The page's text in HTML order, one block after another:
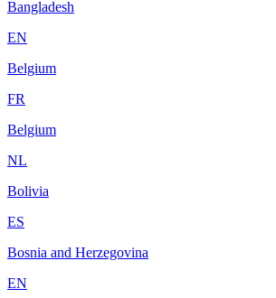
Bangladesh
EN
Belgium
FR
Belgium
NL
Bolivia
ES
Bosnia and Herzegovina
EN